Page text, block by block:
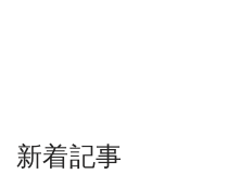
新着記事